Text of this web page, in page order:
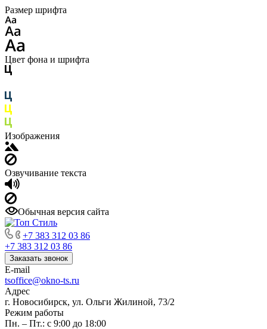
Размер шрифта
Цвет фона и шрифта
Изображения
Озвучивание текста
Обычная версия сайта
+7 383 312 03 86
+7 383 312 03 86
Заказать звонок
E-mail
tsoffice@okno-ts.ru
Адрес
г. Новосибирск, ул. Ольги Жилиной, 73/2
Режим работы
Пн. – Пт.: с 9:00 до 18:00